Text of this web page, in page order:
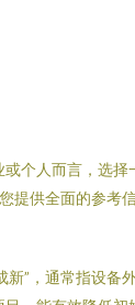
个人而言，选
供全面的参考信
”，通常指设备